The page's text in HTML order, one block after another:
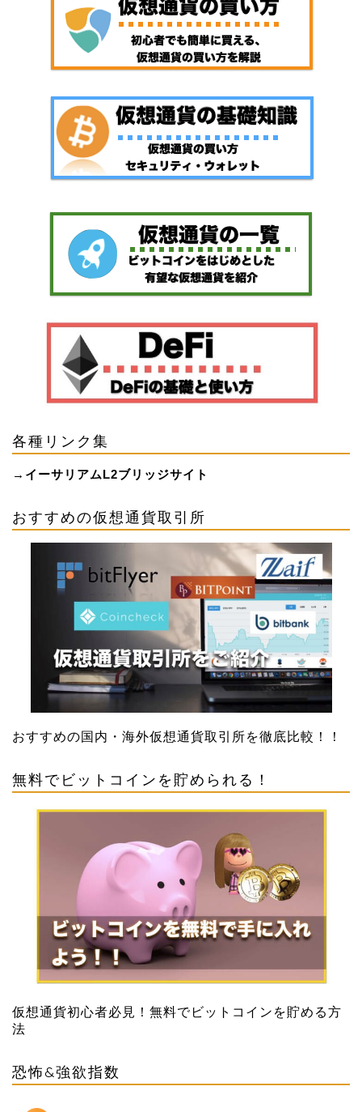
各種リンク集
→ イーサリアムL2ブリッジサイト
おすすめの仮想通貨取引所
おすすめの国内・海外仮想通貨取引所を徹底比較！！
無料でビットコインを貯められる！
仮想通貨初心者必見！無料でビットコインを貯める方
法
恐怖&強欲指数